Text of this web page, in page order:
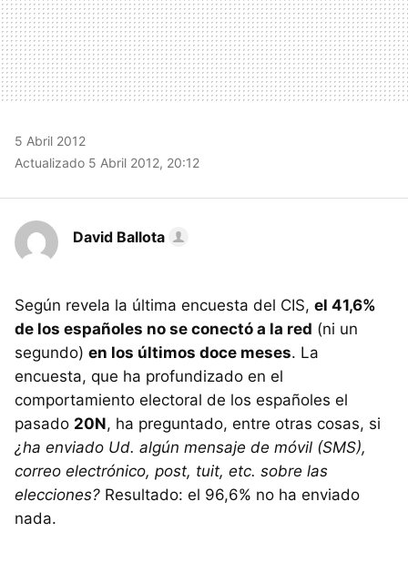
5 Abril 2012
Actualizado 5 Abril 2012, 20:12
David Ballota
Según revela la última encuesta del CIS, el 41,6%
de los españoles no se conectó a la red (ni un
segundo) en los últimos doce meses. La
encuesta, que ha profundizado en el
comportamiento electoral de los españoles el
pasado 20N, ha preguntado, entre otras cosas, si
¿ha enviado Ud. algún mensaje de móvil (SMS),
correo electrónico, post, tuit, etc. sobre las
elecciones? Resultado: el 96,6% no ha enviado
nada.